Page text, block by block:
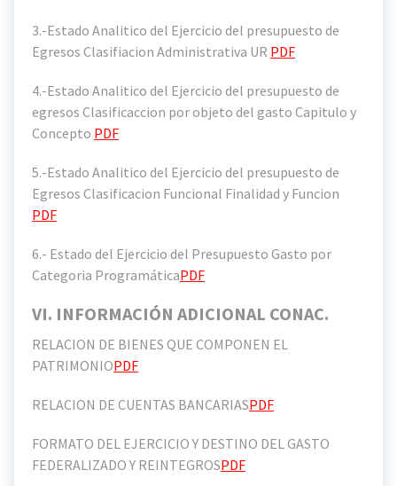
3.-Estado Analitico del Ejercicio del presupuesto de
Egresos Clasifiacion Administrativa UR PDF
4.-Estado Analitico del Ejercicio del presupuesto de
egresos Clasificaccion por objeto del gasto Capitulo y
Concepto PDF
5.-Estado Analitico del Ejercicio del presupuesto de
Egresos Clasificacion Funcional Finalidad y Funcion
PDF
6.- Estado del Ejercicio del Presupuesto Gasto por
Categoria ProgramáticaPDF
VI. INFORMACIÓN ADICIONAL CONAC.
RELACION DE BIENES QUE COMPONEN EL
PATRIMONIOPDF
RELACION DE CUENTAS BANCARIASPDF
FORMATO DEL EJERCICIO Y DESTINO DEL GASTO
FEDERALIZADO Y REINTEGROSPDF